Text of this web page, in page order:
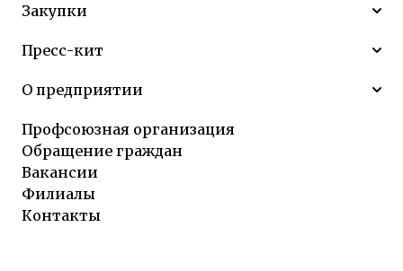
Закупки
Пресс-кит
О предприятии
Профсоюзная организация
Обращение граждан
Вакансии
Филиалы
Контакты